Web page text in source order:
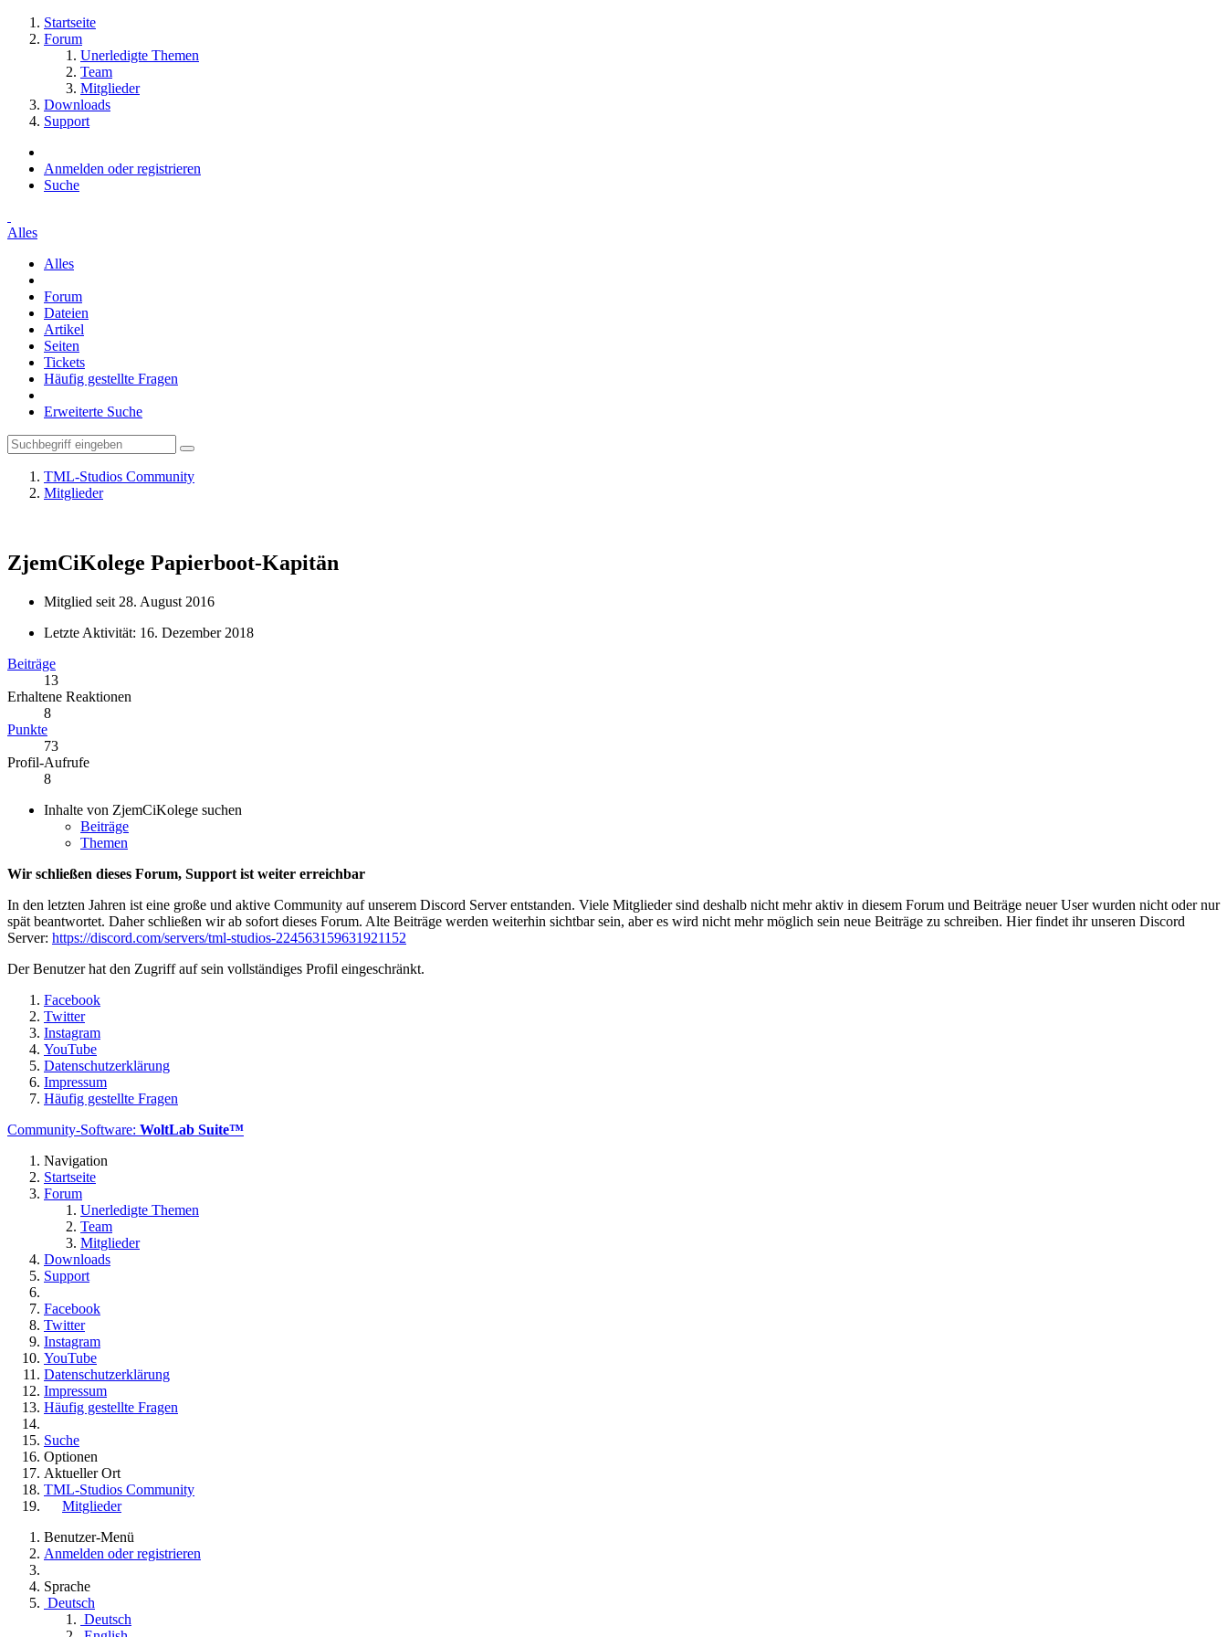
Startseite
Forum
Unerledigte Themen
Team
Mitglieder
Downloads
Support
Anmelden oder registrieren
Suche
Alles
Alles
Forum
Dateien
Artikel
Seiten
Tickets
Häufig gestellte Fragen
Erweiterte Suche
TML-Studios Community
Mitglieder
ZjemCiKolege Papierboot-Kapitän
Mitglied seit 28. August 2016
Letzte Aktivität: 16. Dezember 2018
Beiträge
13
Erhaltene Reaktionen
8
Punkte
73
Profil-Aufrufe
8
Inhalte von ZjemCiKolege suchen
Beiträge
Themen
Wir schließen dieses Forum, Support ist weiter erreichbar
In den letzten Jahren ist eine große und aktive Community auf unserem Discord Server entstanden. Viele Mitglieder sind deshalb nicht mehr aktiv in diesem Forum und Beiträge neuer User wurden nicht oder nur
spät beantwortet. Daher schließen wir ab sofort dieses Forum. Alte Beiträge werden weiterhin sichtbar sein, aber es wird nicht mehr möglich sein neue Beiträge zu schreiben. Hier findet ihr unseren Discord
Server: https://discord.com/servers/tml-studios-224563159631921152
Der Benutzer hat den Zugriff auf sein vollständiges Profil eingeschränkt.
Facebook
Twitter
Instagram
YouTube
Datenschutzerklärung
Impressum
Häufig gestellte Fragen
Community-Software: WoltLab Suite™
Navigation
Startseite
Forum
Unerledigte Themen
Team
Mitglieder
Downloads
Support
Facebook
Twitter
Instagram
YouTube
Datenschutzerklärung
Impressum
Häufig gestellte Fragen
Suche
Optionen
Aktueller Ort
TML-Studios Community
Mitglieder
Benutzer-Menü
Anmelden oder registrieren
Sprache
Deutsch
Deutsch